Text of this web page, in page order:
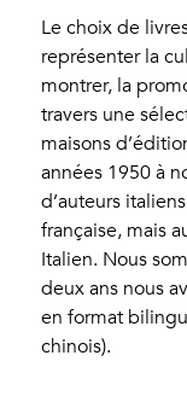
Le choix de
représenter la
montrer, la
travers une
maisons
années 1950 à
d’auteurs
française, mais
Italien. Nous
deux ans nous
en format
chinois).